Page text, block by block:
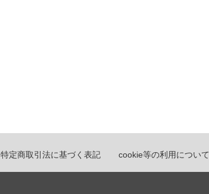
特定商取引法に基づく表記 cookie等の利用について